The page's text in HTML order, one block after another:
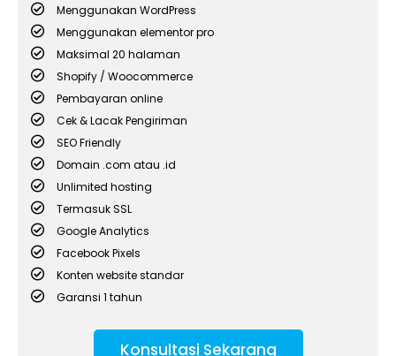
Menggunakan WordPress
Menggunakan elementor pro
Maksimal 20 halaman
Shopify / Woocommerce
Pembayaran online
Cek & Lacak Pengiriman
SEO Friendly
Domain .com atau .id
Unlimited hosting
Termasuk SSL
Google Analytics
Facebook Pixels
Konten website standar
Garansi 1 tahun
Konsultasi Sekarang